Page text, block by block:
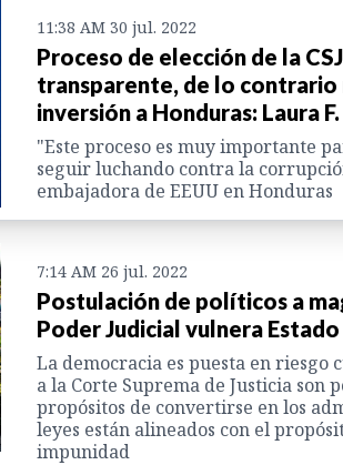
11:38 AM 30 jul. 2022
Proceso de elección de la
transparente, de lo contrario
inversión a Honduras: Laura
"Este proceso es muy importante
seguir luchando contra la
embajadora de EEUU en Honduras
7:14 AM 26 jul. 2022
Postulación de políticos a
Poder Judicial vulnera
La democracia es puesta en riesgo
a la Corte Suprema de Justicia son
propósitos de convertirse en los
leyes están alineados con el
impunidad